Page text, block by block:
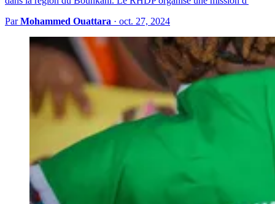
ParMohammed Ouattara · oct. 27, 2024